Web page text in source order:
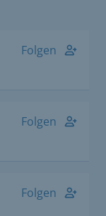
Folgen
Folgen
Folgen